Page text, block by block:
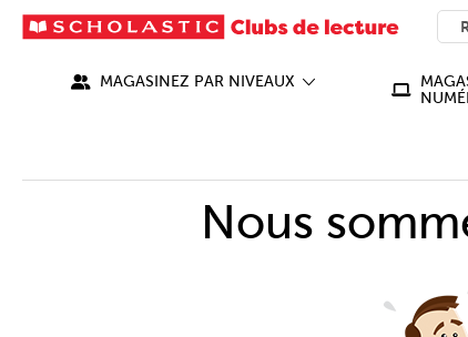
MAGASINEZ PAR NIVEAUX
Nous